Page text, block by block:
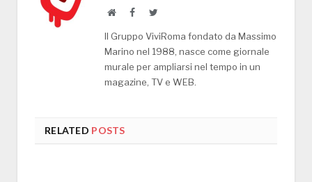
WebsiteFacebookTwitter
Il Gruppo ViviRoma fondato da Massimo
Marino nel 1988, nasce come giornale
murale per ampliarsi nel tempo in un
magazine, TV e WEB.
RELATED POSTS